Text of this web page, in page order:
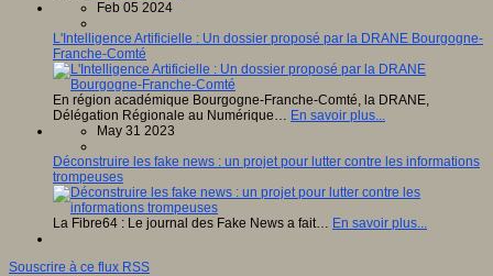
Feb 05 2024
L'Intelligence Artificielle : Un dossier proposé par la DRANE Bourgogne-
Franche-Comté
En région académique Bourgogne-Franche-Comté, la DRANE,
Délégation Régionale au Numérique… En savoir plus...
May 31 2023
Déconstruire les fake news : un projet pour lutter contre les informations
trompeuses
La Fibre64 : Le journal des Fake News a fait… En savoir plus...
Souscrire à ce flux RSS